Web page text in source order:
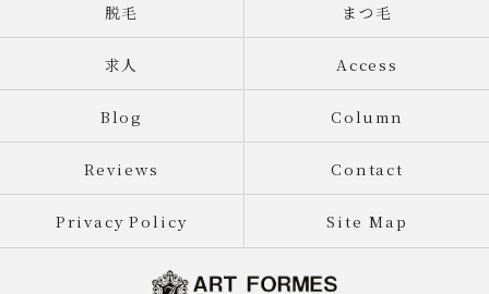
脱毛 まつ毛
求人 Access
Blog Column
Reviews Contact
Privacy Policy Site Map